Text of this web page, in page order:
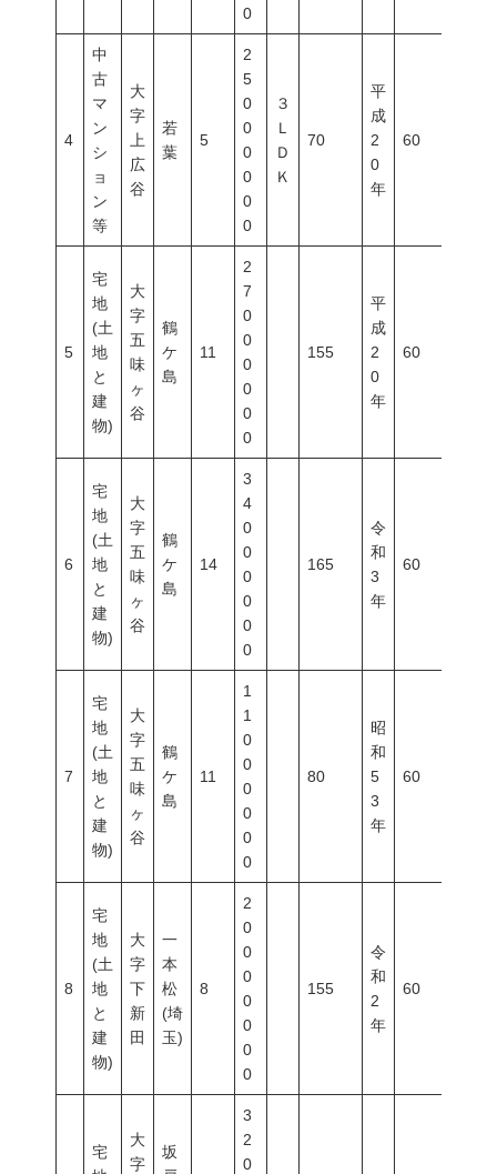
0
4
中
古
マ
ン
シ
ョ
ン
等
大
字
上
広
谷
若
葉
5
2
5
0
0
0
0
0
0
３
Ｌ
Ｄ
Ｋ
70
平
成
2
0
年
60
5
宅
地
(土
地
と
建
物)
大
字
五
味
ヶ
谷
鶴
ケ
島
11
2
7
0
0
0
0
0
0
155
平
成
2
0
年
60
6
宅
地
(土
地
と
建
物)
大
字
五
味
ヶ
谷
鶴
ケ
島
14
3
4
0
0
0
0
0
0
165
令
和
3
年
60
7
宅
地
(土
地
と
建
物)
大
字
五
味
ヶ
谷
鶴
ケ
島
11
1
1
0
0
0
0
0
0
80
昭
和
5
3
年
60
8
宅
地
(土
地
と
建
物)
大
字
下
新
田
一
本
松
(埼
玉)
8
2
0
0
0
0
0
0
0
155
令
和
2
年
60
宅
大
字
坂
3
2
0